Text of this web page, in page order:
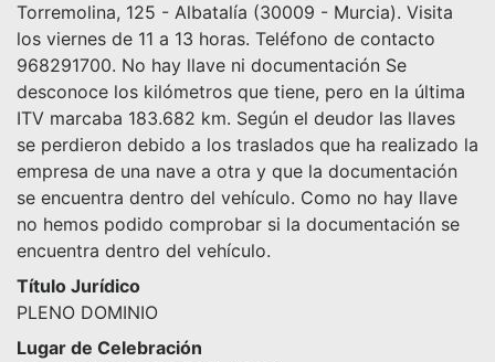
Torremolina, 125 - Albatalía (30009 - Murcia). Visita
los viernes de 11 a 13 horas. Teléfono de contacto
968291700. No hay llave ni documentación Se
desconoce los kilómetros que tiene, pero en la última
ITV marcaba 183.682 km. Según el deudor las llaves
se perdieron debido a los traslados que ha realizado la
empresa de una nave a otra y que la documentación
se encuentra dentro del vehículo. Como no hay llave
no hemos podido comprobar si la documentación se
encuentra dentro del vehículo.
Título Jurídico
PLENO DOMINIO
Lugar de Celebración